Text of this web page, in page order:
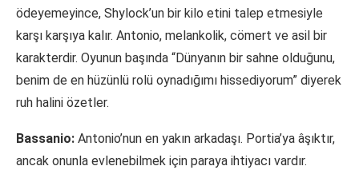
ödeyemeyince, Shylock’un bir kilo etini talep etmesiyle
karşı karşıya kalır. Antonio, melankolik, cömert ve asil bir
karakterdir. Oyunun başında “Dünyanın bir sahne olduğunu,
benim de en hüzünlü rolü oynadığımı hissediyorum” diyerek
ruh halini özetler.
Bassanio: Antonio’nun en yakın arkadaşı. Portia’ya âşıktır,
ancak onunla evlenebilmek için paraya ihtiyacı vardır.